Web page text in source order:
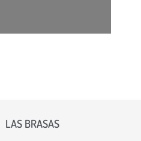
LAS BRASAS